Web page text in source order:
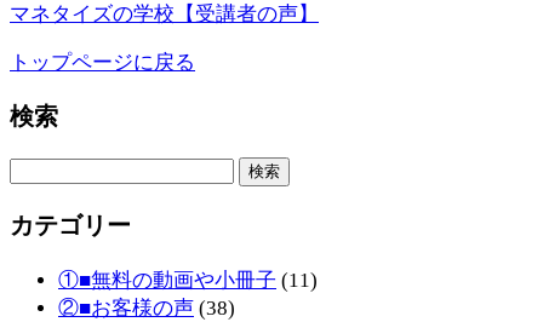
マネタイズの学校【受講者の声】
トップページに戻る
検索
カテゴリー
①■無料の動画や小冊子 (11)
②■お客様の声 (38)